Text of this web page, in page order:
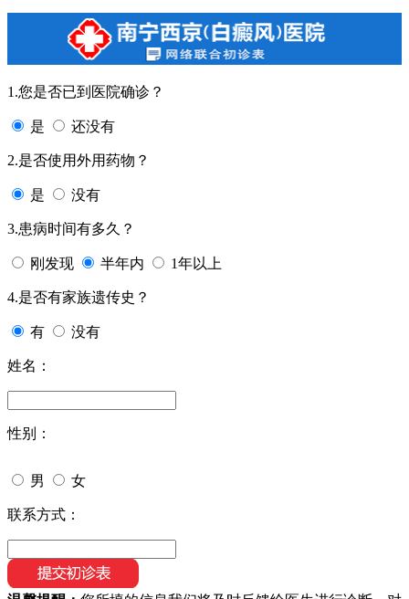
1.您是否已到医院确诊？
是 还没有
2.是否使用外用药物？
是 没有
3.患病时间有多久？
刚发现 半年内 1年以上
4.是否有家族遗传史？
有 没有
姓名：
性别：
男 女
联系方式：